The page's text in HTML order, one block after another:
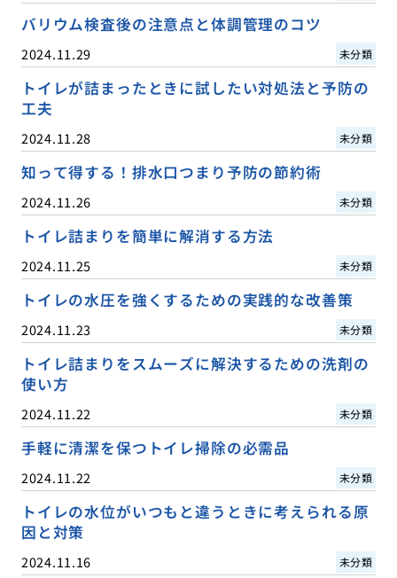
バリウム検査後の注意点と体調管理のコツ
2024.11.29 未分類
トイレが詰まったときに試したい対処法と予防の
工夫
2024.11.28 未分類
知って得する！排水口つまり予防の節約術
2024.11.26 未分類
トイレ詰まりを簡単に解消する方法
2024.11.25 未分類
トイレの水圧を強くするための実践的な改善策
2024.11.23 未分類
トイレ詰まりをスムーズに解決するための洗剤の
使い方
2024.11.22 未分類
手軽に清潔を保つトイレ掃除の必需品
2024.11.22 未分類
トイレの水位がいつもと違うときに考えられる原
因と対策
2024.11.16 未分類